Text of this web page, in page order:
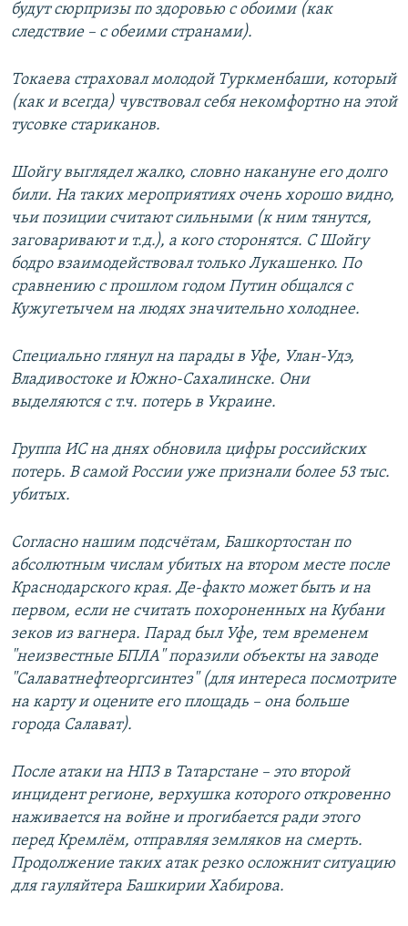
будут сюрпризы по здоровью с обоими (как
следствие – с обеими странами).
Токаева страховал молодой Туркменбаши, который
(как и всегда) чувствовал себя некомфортно на этой
тусовке стариканов.
Шойгу выглядел жалко, словно накануне его долго
били. На таких мероприятиях очень хорошо видно,
чьи позиции считают сильными (к ним тянутся,
заговаривают и т.д.), а кого сторонятся. С Шойгу
бодро взаимодействовал только Лукашенко. По
сравнению с прошлом годом Путин общался с
Кужугетычем на людях значительно холоднее.
Специально глянул на парады в Уфе, Улан-Удэ,
Владивостоке и Южно-Сахалинске. Они
выделяются с т.ч. потерь в Украине.
Группа ИС на днях обновила цифры российских
потерь. В самой России уже признали более 53 тыс.
убитых.
Согласно нашим подсчётам, Башкортостан по
абсолютным числам убитых на втором месте после
Краснодарского края. Де-факто может быть и на
первом, если не считать похороненных на Кубани
зеков из вагнера. Парад был Уфе, тем временем
"неизвестные БПЛА" поразили объекты на заводе
"Салаватнефтеоргсинтез" (для интереса посмотрите
на карту и оцените его площадь – она больше
города Салават).
После атаки на НПЗ в Татарстане – это второй
инцидент регионе, верхушка которого откровенно
наживается на войне и прогибается ради этого
перед Кремлём, отправляя земляков на смерть.
Продолжение таких атак резко осложнит ситуацию
для гауляйтера Башкирии Хабирова.